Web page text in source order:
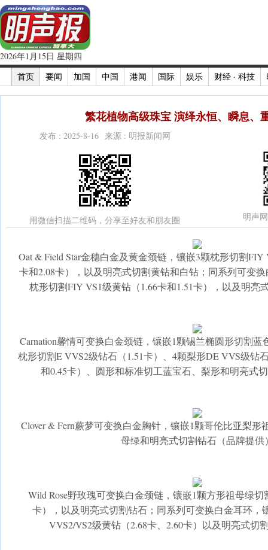
2026年1月15日 星期四
首页
要闻 加国 中国 港闻 国际 娱乐 财经 · 科技
繁花植物高级珠宝 演绎永恒、瞬息、
发布 : 2025-8-16 来源 : 明报新闻网
用微信扫描二维码，分享至好友和朋友圈 明声
Oat & Field Star金穗白金及黄金颈链，镶嵌3颗枕形切割FIY
卡和2.08卡），以及明亮式切割黄钻和白钻；同系列可变
枕形切割FIY VS1级黄钻（1.66卡和1.51卡），以及明亮
Carnation馨情可变换白金颈链，镶嵌1颗锡兰椭圆形切割蓝
枕形切割E VVS2级钻石（1.51卡）、4颗梨形DE VVS级钻
和0.45卡）、圆形和标准切工蓝宝石、梨形和明亮式
Clover & Fern蕨梦可变换白金胸针，镶嵌1颗哥伦比亚梨形
母绿和明亮式切割钻石（品牌提供
Wild Rose野玫瑰可变换白金颈链，镶嵌1颗方形祖母绿切
卡），以及明亮式切割钻石；同系列可变换白金耳环，
VVS2/VS2级黄钻（2.68卡、2.60卡）以及明亮式切